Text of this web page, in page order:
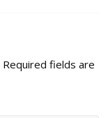
Required fields are